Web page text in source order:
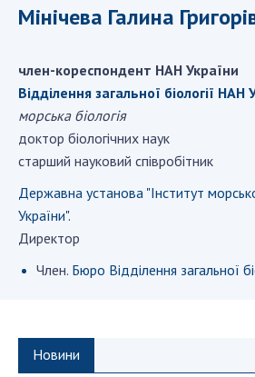
Сесії Загальних зборів НАН
Річні звіти НАН України
Річні фінансові звіти НАН
Наукові публікації та
Охорона прав
трансфер технологій в
Наукові об'єкти, що
надбання
Центри колективного
науковими приладами НАН
Конкурси наукових
Мінічева Галина
член-кореспондент НАН України
Відділення загальної біології НАН
морська біологія
доктор біологічних наук
старший науковий співробітник
Державна установа "Інститут
України".
Директор
Член. Бюро Відділення загальної
Новини